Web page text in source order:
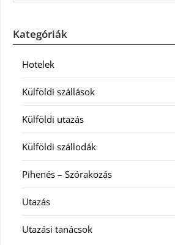
Kategóriák
Hotelek
Külföldi szállások
Külföldi utazás
Külföldi szállodák
Pihenés – Szórakozás
Utazás
Utazási tanácsok